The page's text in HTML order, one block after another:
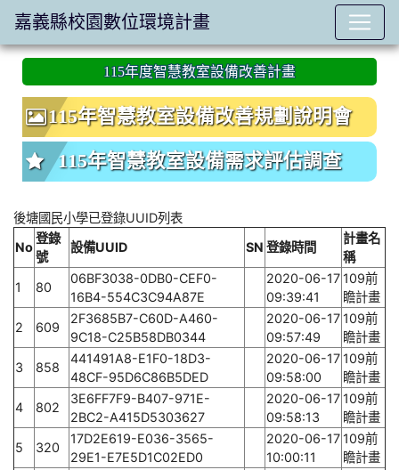
:::
115年度智慧教室設備改善計畫
115年智慧教室設備改善規劃說明會
115年智慧教室設備需求評估調查
後塘國民小學已登錄UUID列表
No
登錄
號
設備UUID SN 登錄時間
計畫名
稱
1
80
06BF3038-0DB0-CEF0-
16B4-554C3C94A87E
2020-06-17
09:39:41
109前
瞻計畫
2
609
2F3685B7-C60D-A460-
9C18-C25B58DB0344
2020-06-17
09:57:49
109前
瞻計畫
3
858
441491A8-E1F0-18D3-
48CF-95D6C86B5DED
2020-06-17
09:58:00
109前
瞻計畫
4
802
3E6FF7F9-B407-971E-
2BC2-A415D5303627
2020-06-17
09:58:13
109前
瞻計畫
5
320
17D2E619-E036-3565-
29E1-E7E5D1C02ED0
2020-06-17
10:00:11
109前
瞻計畫
嘉義縣校園數位環境計畫